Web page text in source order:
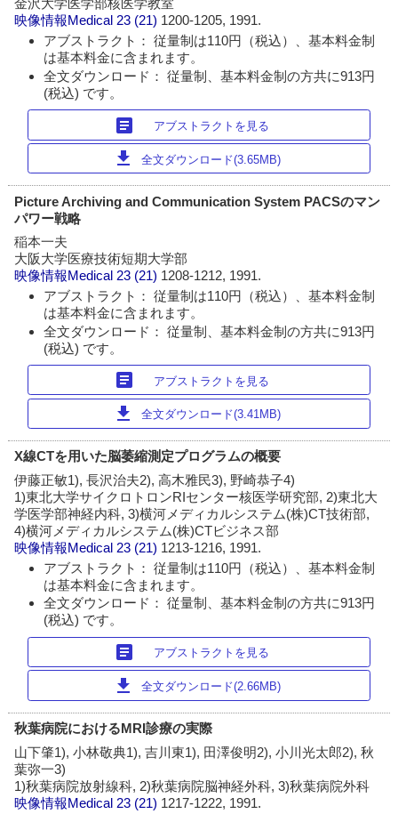
金沢大学医学部核医学教室
映像情報Medical 23 (21) 1200-1205, 1991.
アブストラクト： 従量制は110円（税込）、基本料金制
は基本料金に含まれます。
全文ダウンロード： 従量制、基本料金制の方共に913円
(税込) です。
article アブストラクトを見る
download 全文ダウンロード(3.65MB)
Picture Archiving and Communication System PACSのマン
パワー戦略
稲本一夫
大阪大学医療技術短期大学部
映像情報Medical 23 (21) 1208-1212, 1991.
アブストラクト： 従量制は110円（税込）、基本料金制
は基本料金に含まれます。
全文ダウンロード： 従量制、基本料金制の方共に913円
(税込) です。
article アブストラクトを見る
download 全文ダウンロード(3.41MB)
X線CTを用いた脳萎縮測定プログラムの概要
伊藤正敏1), 長沢治夫2), 高木雅民3), 野崎恭子4)
1)東北大学サイクロトロンRIセンター核医学研究部, 2)東北大
学医学部神経内科, 3)横河メディカルシステム(株)CT技術部,
4)横河メディカルシステム(株)CTビジネス部
映像情報Medical 23 (21) 1213-1216, 1991.
アブストラクト： 従量制は110円（税込）、基本料金制
は基本料金に含まれます。
全文ダウンロード： 従量制、基本料金制の方共に913円
(税込) です。
article アブストラクトを見る
download 全文ダウンロード(2.66MB)
秋葉病院におけるMRI診療の実際
山下肇1), 小林敬典1), 吉川東1), 田澤俊明2), 小川光太郎2), 秋
葉弥一3)
1)秋葉病院放射線科, 2)秋葉病院脳神経外科, 3)秋葉病院外科
映像情報Medical 23 (21) 1217-1222, 1991.